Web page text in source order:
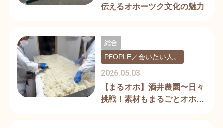
伝えるオホーツク文化の魅力
【まるオホ】酒井農園〜日々
挑戦！素材もまるごとオホー
2026.05.03
総合
PEOPLE／会いたい人。